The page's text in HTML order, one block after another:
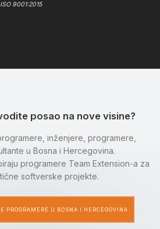
ISO 9001:2015
posao na nove visine?
inženjere, programere,
u Bosna i Hercegovina.
programere Team Extension-a za
softverske projekte.
PROGRAMERE U BOSNA I HERCEGOVINA